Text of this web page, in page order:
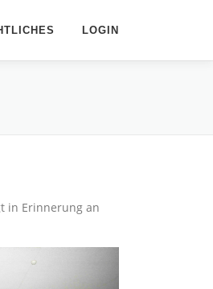
LOGIN
in Erinnerung an